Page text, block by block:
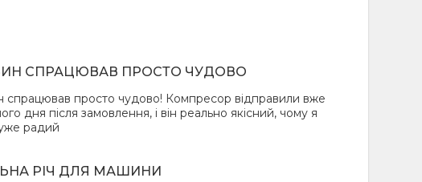
BAR (атмосферы)
дюйм). Насос имеет 4
графическими
в течение 20
СПРАЦЮВАВ ПРОСТО ЧУДОВО
спрацював просто чудово! Компресор відправили вже
дня після замовлення, і він реально якісний, чому я
радий
РІЧ ДЛЯ МАШИНИ